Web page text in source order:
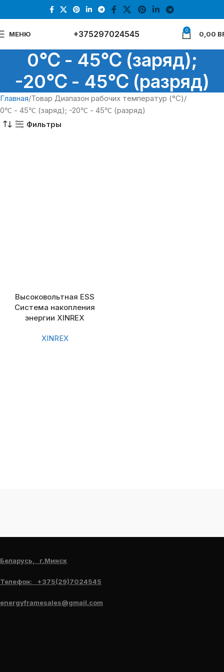
МЕНЮ +375297024545 0 0,00
0℃ - 45℃ (заряд);
-20℃ - 45℃ (разряд)
Главная Товар Диапазон рабочих температур (°C)
0℃ - 45℃ (заряд); -20℃ - 45℃ (разряд)
Фильтры
Высоковольтная ESS
Система накопления
энергии XINREX
XINREX
Беларусь, г.Минск
Телефон: +375(29)7024545
energyframesales@gmail.com